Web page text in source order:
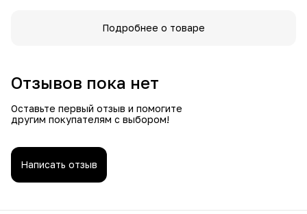
Подробнее о товаре
Отзывов пока нет
Оставьте первый отзыв и помогите
другим покупателям с выбором!
Написать отзыв